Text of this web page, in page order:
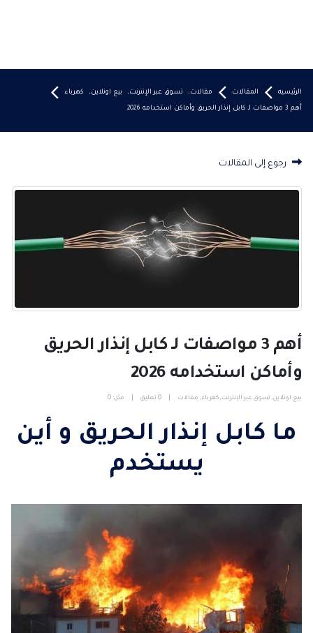
الرئيسيه المقالات مقالات, تسوق عبر الإنترنت, بيع اونلاين, كهرباء
أهم 3 مواصفات لـ كابل إنذار الحريق وأماكن استخدامه 2026
رجوع إلى المقالات
أهم 3 مواصفات لـ كابل إنذار الحريق
وأماكن استخدامه 2026
بيع اونلاين, تسوق عبر الإنترنت , كهرباء , مقالات 0 تعليق مثل: 0
ما كابل إنذار الحريق و أين
يستخدم